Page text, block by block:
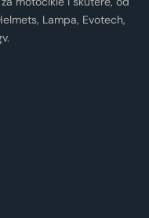
Lampa, Evotech,